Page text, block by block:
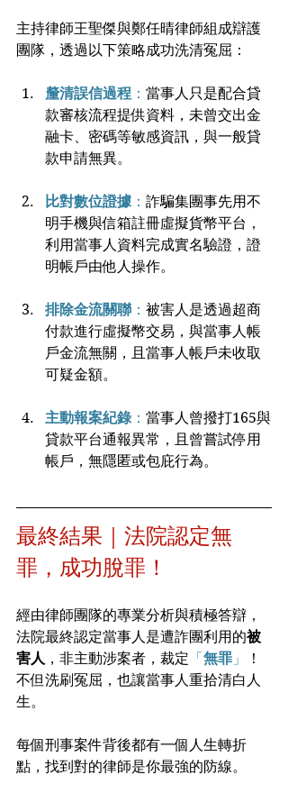
主持律師王聖傑與鄭任晴律師組成辯護
團隊，透過以下策略成功洗清冤屈：
釐清誤信過程 ： 當事人只是配合貸
款審核流程提供資料，未曾交出金
融卡、密碼等敏感資訊，與一般貸
款申請無異。
比對數位證據 ： 詐騙集團事先用不
明手機與信箱註冊虛擬貨幣平台，
利用當事人資料完成實名驗證，證
明帳戶由他人操作。
排除金流關聯： 被害人是透過超商
付款進行虛擬幣交易，與當事人帳
戶金流無關，且當事人帳戶未收取
可疑金額。
主動報案紀錄： 當事人曾撥打165與
貸款平台通報異常，且曾嘗試停用
帳戶，無隱匿或包庇行為。
最終結果｜法院認定無
罪，成功脫罪！
經由律師團隊的專業分析與積極答辯，
法院最終認定當事人是遭詐團利用的被
害人 ，非主動涉案者，裁定 「無罪 」
！
不但洗刷冤屈，也讓當事人重拾清白人
生。
每個刑事案件背後都有一個人生轉折
點，找到對的律師是你最強的防線。